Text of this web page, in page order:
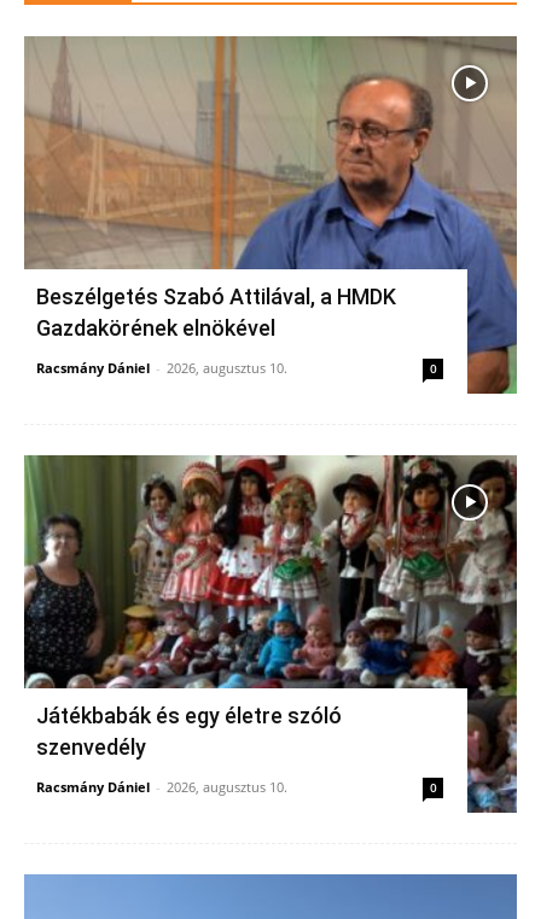
Beszélgetés Szabó Attilával, a HMDK
Gazdakörének elnökével
Racsmány Dániel - 2026, augusztus 10. 0
Játékbabák és egy életre szóló
szenvedély
Racsmány Dániel - 2026, augusztus 10. 0